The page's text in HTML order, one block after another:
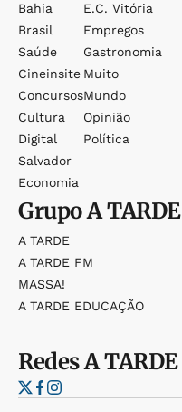
Bahia
Brasil
Saúde
Cineinsite
Concursos
Cultura
Digital
Salvador
Economia
E.c. Vitória
Empregos
Gastronomia
Muito
Mundo
Opinião
Política
GrupoA TARDE
A TARDE
A TARDE FM
MASSA!
A TARDE EDUCAÇÃO
RedesA TARDE